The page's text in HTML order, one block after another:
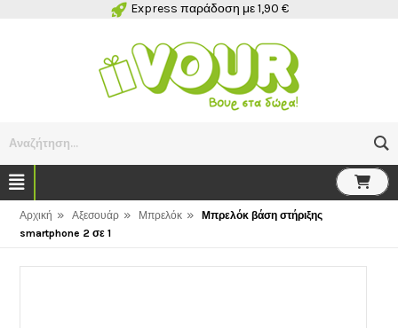
Express παράδοση με 1,90 €
Αναζήτηση...
Αρχική » Αξεσουάρ » Μπρελόκ »
Μπρελόκ βάση στήριξης
smartphone 2 σε 1